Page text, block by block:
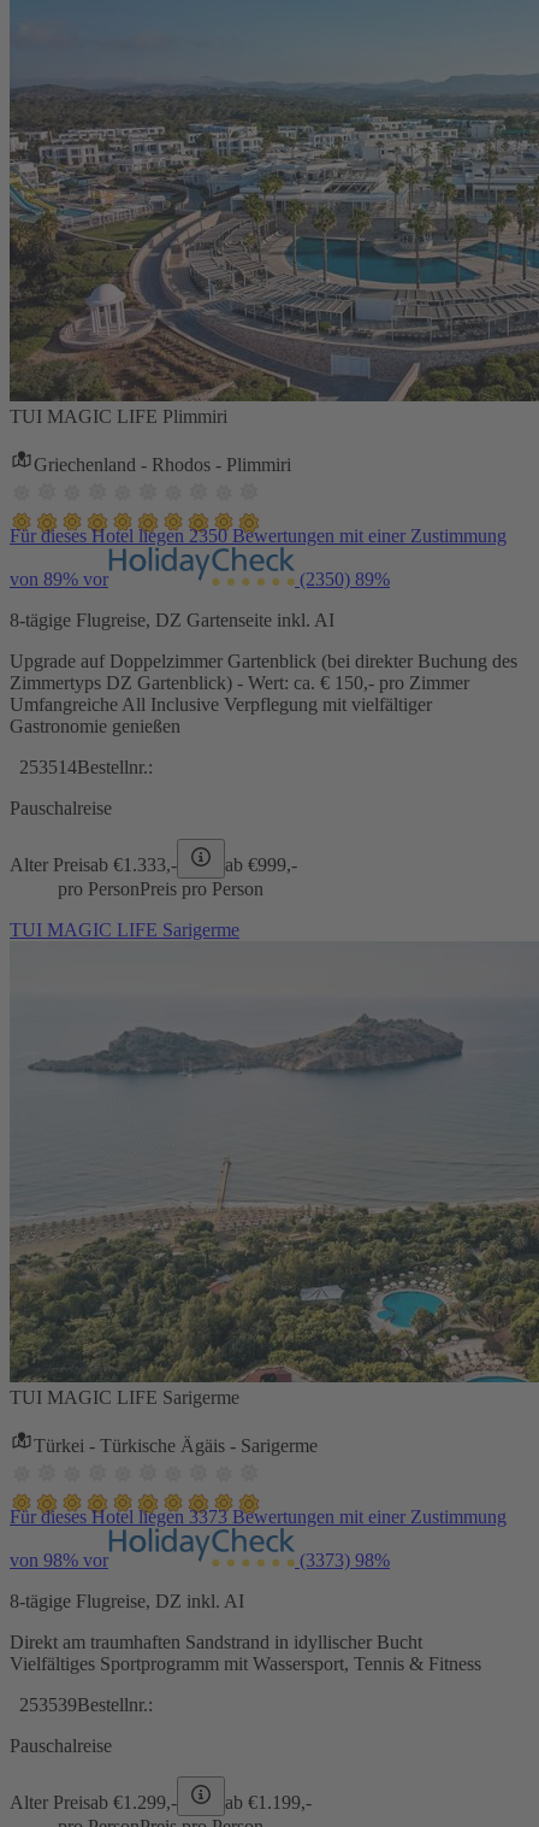
TUI MAGIC LIFE Plimmiri
Griechenland - Rhodos - Plimmiri
Für dieses Hotel liegen 2350 Bewertungen mit einer Zustimmung
von 89% vor (2350) 89%
8-tägige Flugreise, DZ Gartenseite inkl. AI
Upgrade auf Doppelzimmer Gartenblick (bei direkter Buchung des
Zimmertyps DZ Gartenblick) - Wert: ca. € 150,- pro Zimmer
Umfangreiche All Inclusive Verpflegung mit vielfältiger
Gastronomie genießen
253514Bestellnr.:
Pauschalreise
Alter Preisab €1.333,- ab €999,-
pro PersonPreis pro Person
TUI MAGIC LIFE Sarigerme
TUI MAGIC LIFE Sarigerme
Türkei - Türkische Ägäis - Sarigerme
Für dieses Hotel liegen 3373 Bewertungen mit einer Zustimmung
von 98% vor (3373) 98%
8-tägige Flugreise, DZ inkl. AI
Direkt am traumhaften Sandstrand in idyllischer Bucht
Vielfältiges Sportprogramm mit Wassersport, Tennis & Fitness
253539Bestellnr.:
Pauschalreise
Alter Preisab €1.299,- ab €1.199,-